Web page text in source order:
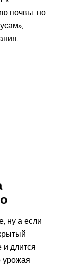
почвы, но
ну а если
и длится
урожая